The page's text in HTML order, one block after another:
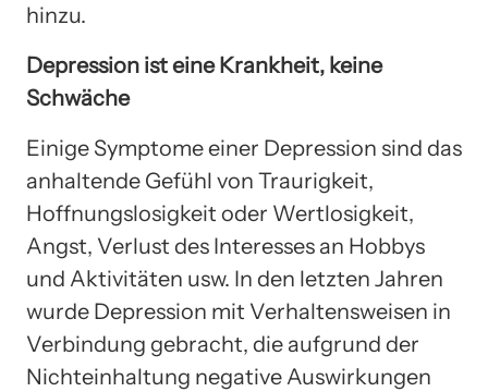
hinzu.
Depression ist eine Krankheit, keine
Schwäche
Einige Symptome einer Depression sind das
anhaltende Gefühl von Traurigkeit,
Hoffnungslosigkeit oder Wertlosigkeit,
Angst, Verlust des Interesses an Hobbys
und Aktivitäten usw. In den letzten Jahren
wurde Depression mit Verhaltensweisen in
Verbindung gebracht, die aufgrund der
Nichteinhaltung negative Auswirkungen